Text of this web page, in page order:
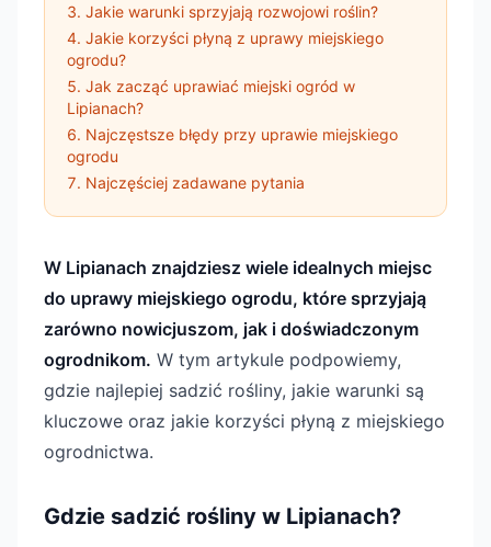
Jakie warunki sprzyjają rozwojowi roślin?
Jakie korzyści płyną z uprawy miejskiego
ogrodu?
Jak zacząć uprawiać miejski ogród w
Lipianach?
Najczęstsze błędy przy uprawie miejskiego
ogrodu
Najczęściej zadawane pytania
W Lipianach znajdziesz wiele idealnych miejsc
do uprawy miejskiego ogrodu, które sprzyjają
zarówno nowicjuszom, jak i doświadczonym
ogrodnikom. W tym artykule podpowiemy,
gdzie najlepiej sadzić rośliny, jakie warunki są
kluczowe oraz jakie korzyści płyną z miejskiego
ogrodnictwa.
Gdzie sadzić rośliny w Lipianach?